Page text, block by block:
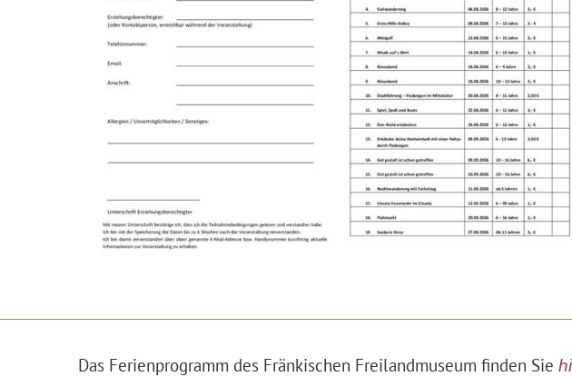
Das Ferienprogramm des Fränkischen Freilandmuseum finden Sie